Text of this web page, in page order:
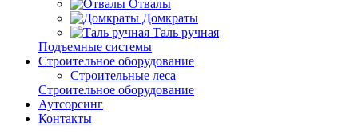
Отвалы
Домкраты
Таль ручная
Подъемные системы
Строительное оборудование
Строительные леса
Строительное оборудование
Аутсорсинг
Контакты